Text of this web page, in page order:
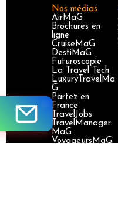
Nos médias
AirMaG
Brochures en
ligne
CruiseMaG
DestiMaG
Futuroscopie
La Travel Tech
LuxuryTravelMa
G
Partez en
France
TravelJobs
TravelManager
MaG
VoyageursMaG